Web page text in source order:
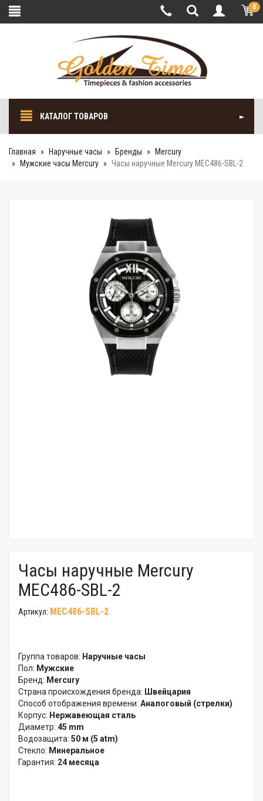
0
КАТАЛОГ ТОВАРОВ
Главная Наручные часы Бренды
Mercury
Мужские часы Mercury
Часы наручные Mercury MEC486-SBL-2
Часы наручные Mercury
MEC486-SBL-2
Артикул: MEC486-SBL-2
Группа товаров: Наручные часы
Пол: Мужские
Бренд: Mercury
Страна происхождения бренда: Швейцария
Способ отображения времени: Аналоговый (стрелки)
Корпус: Нержавеющая сталь
Диаметр: 45 mm
Водозащита: 50 м (5 atm)
Стекло: Минеральное
Гарантия: 24 месяца